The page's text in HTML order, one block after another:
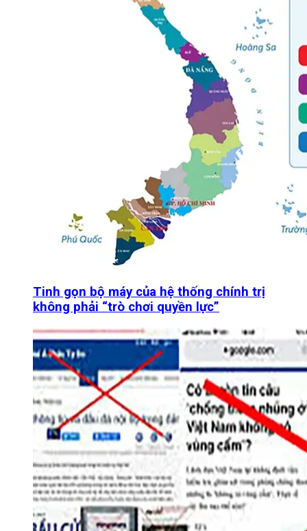
Tinh gọn bộ máy của hệ thống chính trị
không phải “trò chơi quyền lực”